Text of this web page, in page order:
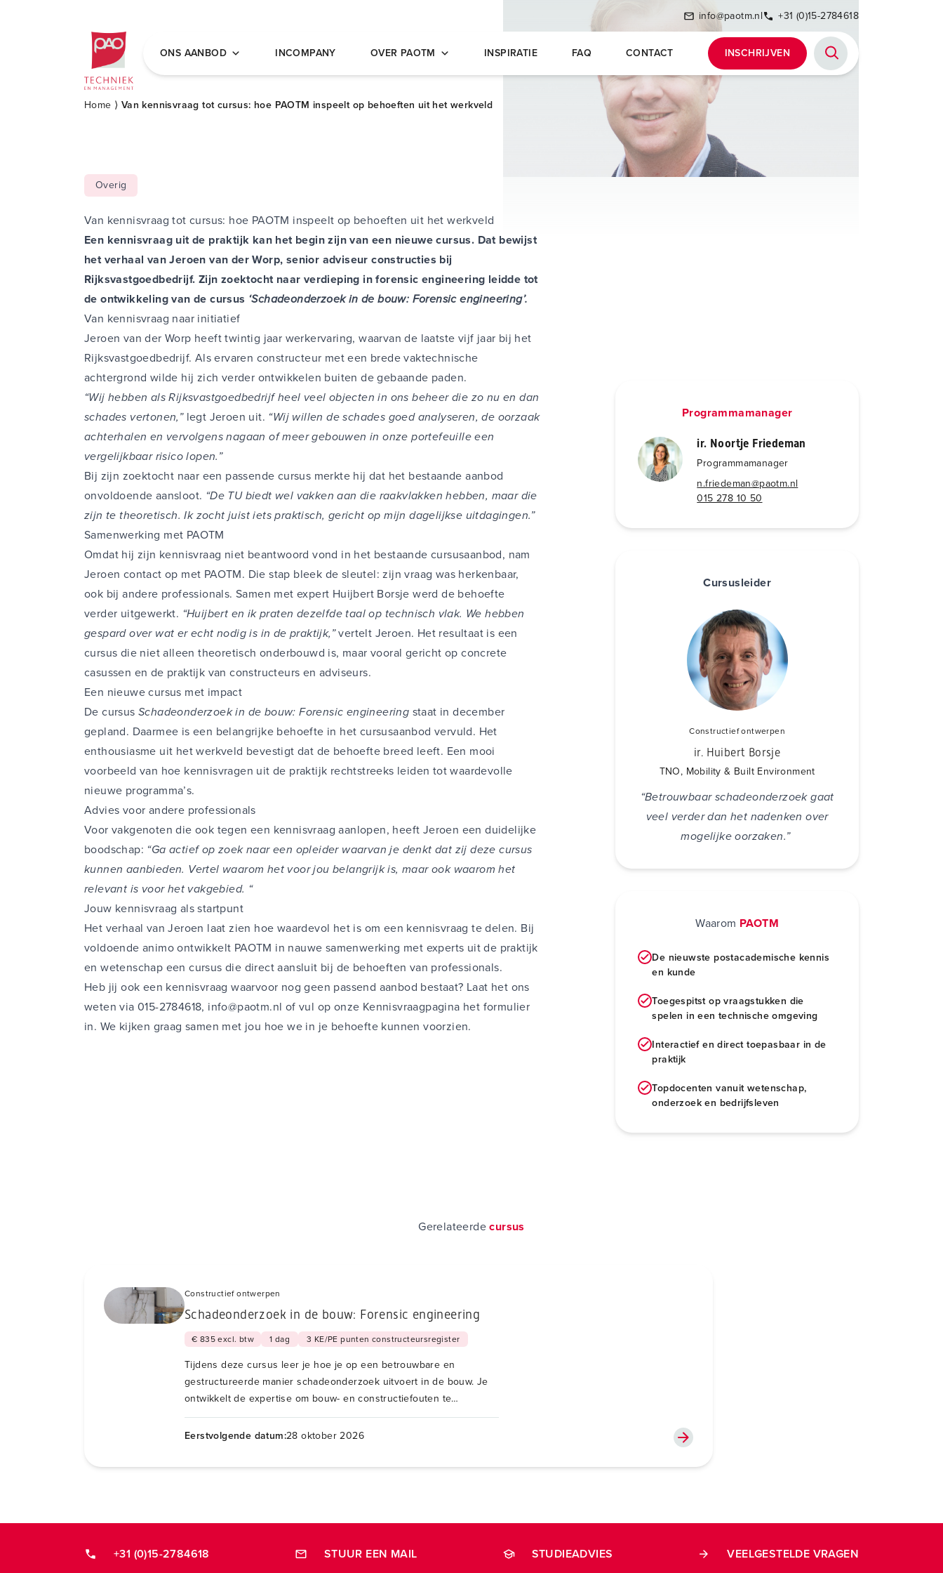
Postacademische cursussen, leergangen en opleidingen
info@paotm.nl +31 (0)15-2784618
ONS AANBOD INCOMPANY OVER PAOTM INSPIRATIE FAQ CONTACT INSCHRIJVEN
Home ⟩ Van kennisvraag tot cursus: hoe PAOTM inspeelt op behoeften uit het werkveld
Overig
Van kennisvraag tot cursus: hoe PAOTM inspeelt op behoeften uit het werkveld
Een kennisvraag uit de praktijk kan het begin zijn van een nieuwe cursus. Dat bewijst
het verhaal van Jeroen van der Worp, senior adviseur constructies bij
Rijksvastgoedbedrijf. Zijn zoektocht naar verdieping in forensic engineering leidde tot
de ontwikkeling van de cursus ‘Schadeonderzoek in de bouw: Forensic engineering’.
Van kennisvraag naar initiatief
Jeroen van der Worp heeft twintig jaar werkervaring, waarvan de laatste vijf jaar bij het
Rijksvastgoedbedrijf. Als ervaren constructeur met een brede vaktechnische
achtergrond wilde hij zich verder ontwikkelen buiten de gebaande paden.
“Wij hebben als Rijksvastgoedbedrijf heel veel objecten in ons beheer die zo nu en dan
schades vertonen,”legt Jeroen uit. “Wij willen de schades goed analyseren, de oorzaak
achterhalen en vervolgens nagaan of meer gebouwen in onze portefeuille een
vergelijkbaar risico lopen.”
Bij zijn zoektocht naar een passende cursus merkte hij dat het bestaande aanbod
onvoldoende aansloot. “De TU biedt wel vakken aan die raakvlakken hebben, maar die
zijn te theoretisch. Ik zocht juist iets praktisch, gericht op mijn dagelijkse uitdagingen.”
Samenwerking met PAOTM
Omdat hij zijn kennisvraag niet beantwoord vond in het bestaande cursusaanbod, nam
Jeroen contact op met PAOTM. Die stap bleek de sleutel: zijn vraag was herkenbaar,
ook bij andere professionals. Samen met expert Huijbert Borsje werd de behoefte
verder uitgewerkt. “Huijbert en ik praten dezelfde taal op technisch vlak. We hebben
gespard over wat er echt nodig is in de praktijk,”vertelt Jeroen. Het resultaat is een
cursus die niet alleen theoretisch onderbouwd is, maar vooral gericht op concrete
casussen en de praktijk van constructeurs en adviseurs.
Een nieuwe cursus met impact
De cursus Schadeonderzoek in de bouw: Forensic engineering staat in december
gepland. Daarmee is een belangrijke behoefte in het cursusaanbod vervuld. Het
enthousiasme uit het werkveld bevestigt dat de behoefte breed leeft. Een mooi
voorbeeld van hoe kennisvragen uit de praktijk rechtstreeks leiden tot waardevolle
nieuwe programma’s.
Advies voor andere professionals
Voor vakgenoten die ook tegen een kennisvraag aanlopen, heeft Jeroen een duidelijke
boodschap: “Ga actief op zoek naar een opleider waarvan je denkt dat zij deze cursus
kunnen aanbieden. Vertel waarom het voor jou belangrijk is, maar ook waarom het
relevant is voor het vakgebied. “
Jouw kennisvraag als startpunt
Het verhaal van Jeroen laat zien hoe waardevol het is om een kennisvraag te delen. Bij
voldoende animo ontwikkelt PAOTM in nauwe samenwerking met experts uit de praktijk
en wetenschap een cursus die direct aansluit bij de behoeften van professionals.
Heb jij ook een kennisvraag waarvoor nog geen passend aanbod bestaat? Laat het ons
weten via 015-2784618, info@paotm.nl of vul op onze Kennisvraagpagina het formulier
in. We kijken graag samen met jou hoe we in je behoefte kunnen voorzien.
Programmamanager
ir. Noortje Friedeman
Programmamanager
n.friedeman@paotm.nl
015 278 10 50
Cursusleider
Constructief ontwerpen
ir. Huibert Borsje
TNO, Mobility & Built Environment
“Betrouwbaar schadeonderzoek gaat
veel verder dan het nadenken over
mogelijke oorzaken.”
Waarom PAOTM
De nieuwste postacademische kennis
en kunde
Toegespitst op vraagstukken die
spelen in een technische omgeving
Interactief en direct toepasbaar in de
praktijk
Topdocenten vanuit wetenschap,
onderzoek en bedrijfsleven
Gerelateerdecursus
Constructief ontwerpen
Schadeonderzoek in de bouw: Forensic engineering
€ 835 excl. btw 1 dag 3 KE/PE punten constructeursregister
Tijdens deze cursus leer je hoe je op een betrouwbare en
gestructureerde manier schadeonderzoek uitvoert in de bouw. Je
ontwikkelt de expertise om bouw- en constructiefouten te
herkennen, te analyseren en terug te leiden tot de werkelijke
oorzaak.
Eerstvolgende datum:28 oktober 2026
+31 (0)15-2784618 STUUR EEN MAIL STUDIEADVIES VEELGESTELDE VRAGEN